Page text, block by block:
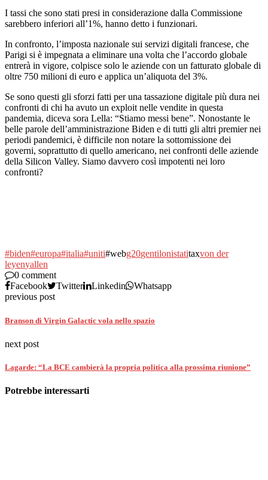
I tassi che sono stati presi in considerazione dalla Commissione
sarebbero inferiori all’1%, hanno detto i funzionari.
In confronto, l’imposta nazionale sui servizi digitali francese, che
Parigi si è impegnata a eliminare una volta che l’accordo globale
entrerà in vigore, colpisce solo le aziende con un fatturato globale di
oltre 750 milioni di euro e applica un’aliquota del 3%.
Se sono questi gli sforzi fatti per una tassazione digitale più dura nei
confronti di chi ha avuto un exploit nelle vendite in questa
pandemia, diceva sora Lella: “Stiamo messi bene”. Nonostante le
belle parole dell’amministrazione Biden e di tutti gli altri premier nei
periodi pandemici, è difficile non notare la sottomissione dei
governi, soprattutto di quello americano, nei confronti delle aziende
della Silicon Valley. Siamo davvero così impotenti nei loro
confronti?
#biden#europa#italia#uniti#webg20gentilonistatitaxvon der
leyenyallen
0 comment
Facebook
Twitter Linkedin
Whatsapp
previous post
Branson di Virgin Galactic vola nello spazio
next post
Lagarde: “La BCE cambierà la propria politica alla prossima riunione”
Potrebbe interessarti